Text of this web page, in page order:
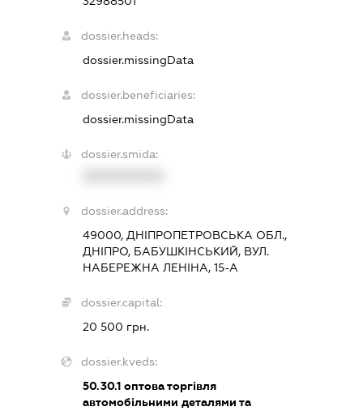
dossier.heads:
dossier.missingData
dossier.beneficiaries:
dossier.missingData
dossier.smida:
dossier.address:
49000, ДНІПРОПЕТРОВСЬКА ОБЛ.,
ДНІПРО, БАБУШКІНСЬКИЙ, ВУЛ.
НАБЕРЕЖНА ЛЕНІНА, 15-А
dossier.capital:
20 500 грн.
dossier.kveds:
50.30.1оптова торгівля
автомобільними деталями та